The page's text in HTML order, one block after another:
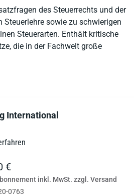
des Steuerrechts und der
sowie zu schwierigen
Steuerarten. Enthält kritische
die in der Fachwelt große
International
€
inkl. MwSt. zzgl. Versand
0763